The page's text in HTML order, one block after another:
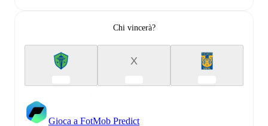
Chi vincerà?
X
Gioca a FotMob Predict